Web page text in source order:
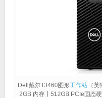
Dell戴尔T3460图形工作站（英
2GB 内存丨512GB PCIe固态